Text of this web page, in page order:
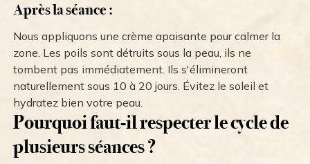
Après la séance :
Nous appliquons une crème apaisante pour calmer la
zone. Les poils sont détruits sous la peau, ils ne
tombent pas immédiatement. Ils s'élimineront
naturellement sous 10 à 20 jours. Évitez le soleil et
hydratez bien votre peau.
Pourquoi faut-il respecter le cycle de
plusieurs séances ?